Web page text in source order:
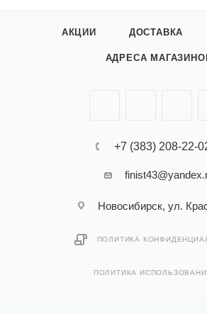
АКЦИИ ДОСТАВКА
АДРЕСА
+7 (383) 208-22-
Новосибирск, ул.
ПОЛИТИКА
ПОЛИТИКА